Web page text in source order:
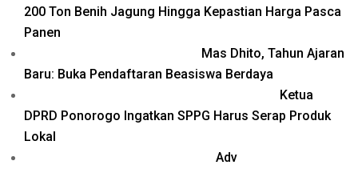
200 Ton Benih Jagung Hingga Kepastian Harga Pasca
Panen
Mas Dhito, Tahun Ajaran
Baru: Buka Pendaftaran Beasiswa Berdaya
Ketua
DPRD Ponorogo Ingatkan SPPG Harus Serap Produk
Lokal
Adv